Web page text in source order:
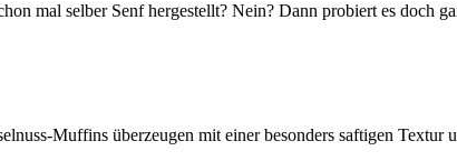
mal selber Senf hergestellt? Nein? Dann probiert es doch
Muffins überzeugen mit einer besonders saftigen Textur